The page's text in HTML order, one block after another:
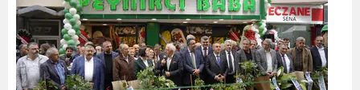
Osmaniye
Düzce